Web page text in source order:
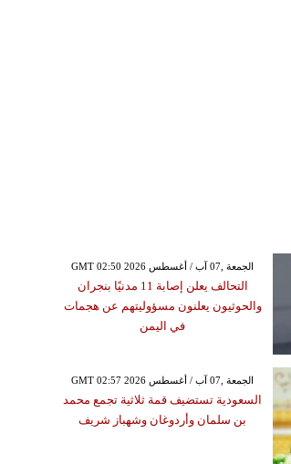
GMT 02:50 2026 الجمعة ,07 آب / أغسطس
التحالف يعلن إصابة 11 مدنيًا بنجران
والحوثيون يعلنون مسؤوليتهم عن هجمات
في اليمن
GMT 02:57 2026 الجمعة ,07 آب / أغسطس
السعودية تستضيف قمة ثلاثية تجمع محمد
بن سلمان وأردوغان وشهباز شريف